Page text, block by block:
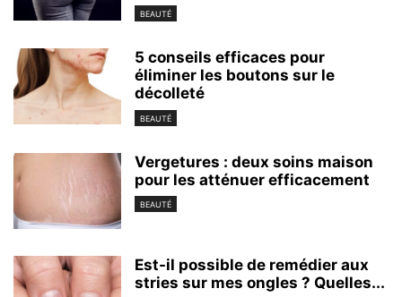
BEAUTÉ
5 conseils efficaces pour
éliminer les boutons sur le
décolleté
BEAUTÉ
Vergetures : deux soins maison
pour les atténuer efficacement
BEAUTÉ
Est-il possible de remédier aux
stries sur mes ongles ? Quelles...